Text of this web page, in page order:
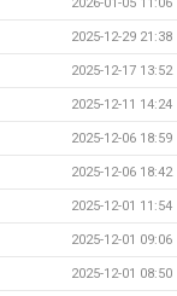
2025-12-29 21:38
2025-12-17 13:52
2025-12-11 14:24
2025-12-06 18:59
2025-12-06 18:42
2025-12-01 11:54
2025-12-01 09:06
2025-12-01 08:50